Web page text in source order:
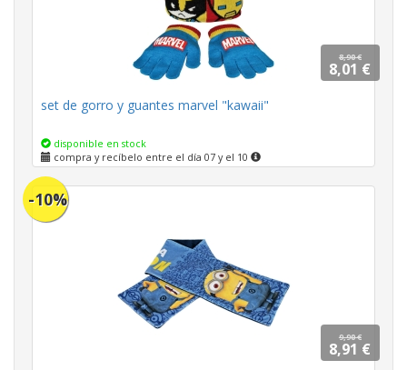
8,90 €
8,01 €
set de gorro y guantes marvel "kawaii"
disponible en stock
compra y recíbelo entre el día 07 y el 10
-10%
9,90 €
8,91 €